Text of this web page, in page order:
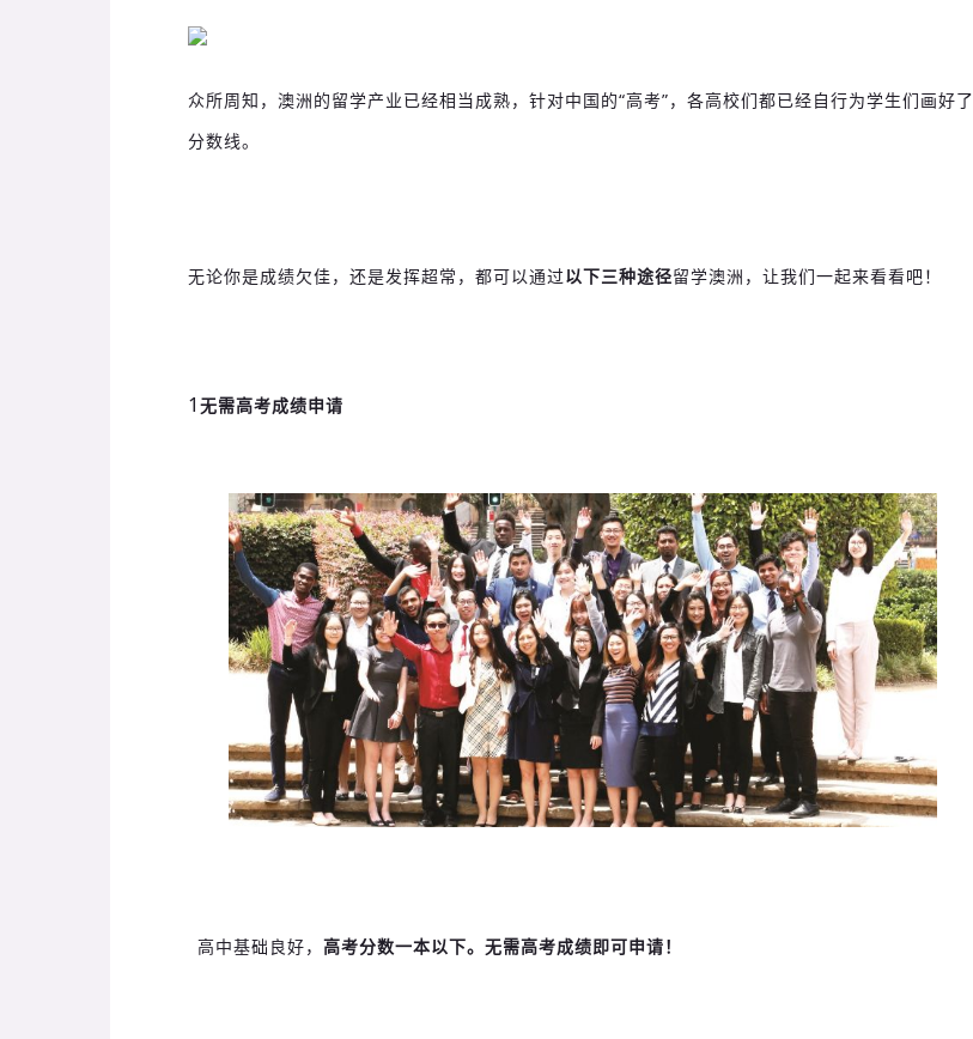
众所周知，澳洲的留学产业已经相当成熟，针对中国的“高考”，各高校们都已经自行为学生们画好了
分数线。
无论你是成绩欠佳，还是发挥超常，都可以通过以下三种途径留学澳洲，让我们一起来看看吧！
1 无需高考成绩申请
高中基础良好， 高考分数一本以下。无需高考成绩即可申请！